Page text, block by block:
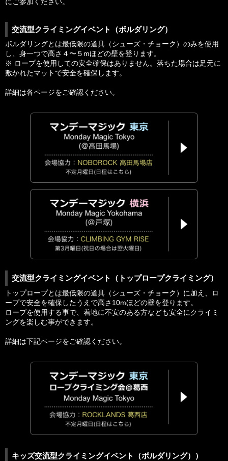
交流型クライミングイベント（ボルダリング）
ボルダリングとは最低限の道具（シューズ・チョーク）のみを使用
し、身一つで高さ４〜５mほどの壁を登ります。
※ ロープを使用しての安全確保はありません。落ちた場合は足元に
敷かれたマットで安全を確保します。
詳細は各ページをご確認ください。
交流型クライミングイベント（トップロープクライミング）
トップロープとは最低限の道具（シューズ・チョーク）に加え、ロ
ープで安全を確保したうえで高さ10mほどの壁を登ります。
ロープを使用する事で、着地に不安のある方なども安全にクライミ
ングを楽しむ事ができます。
詳細は下記ページをご確認ください。
キッズ交流型クライミングイベント（ボルダリング））